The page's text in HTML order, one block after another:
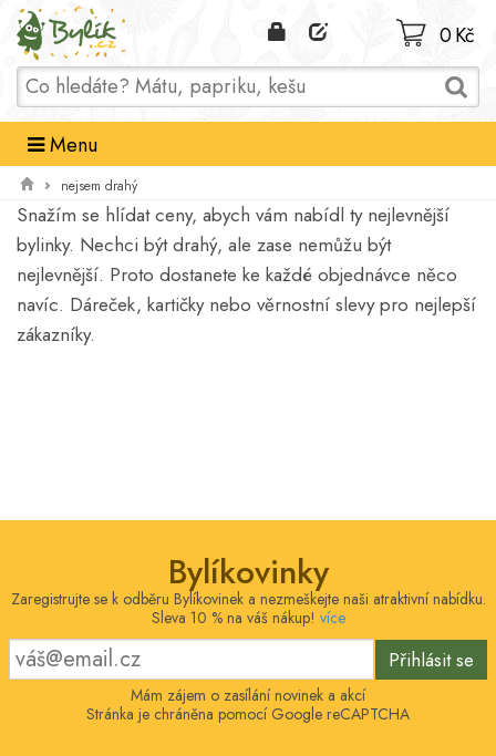
Domů
0 Kč
Menu
nejsem drahý
Snažím se hlídat ceny, abych vám nabídl ty nejlevnější
bylinky. Nechci být drahý, ale zase nemůžu být
nejlevnější. Proto dostanete ke každé objednávce něco
navíc. Dáreček, kartičky nebo věrnostní slevy pro nejlepší
zákazníky.
Bylíkovinky
Zaregistrujte se k odběru Bylíkovinek a nezmeškejte naši atraktivní nabídku.
Sleva 10 % na váš nákup! více
Přihlásit se
Mám zájem o zasílání novinek a akcí
Stránka je chráněna pomocí Google reCAPTCHA